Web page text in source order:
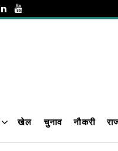
खेल चुनाव नौकरी